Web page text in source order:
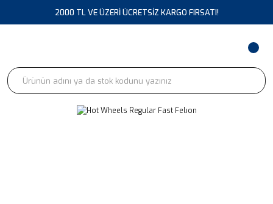
2000 TL VE ÜZERİ ÜCRETSİZ KARGO FIRSATI!